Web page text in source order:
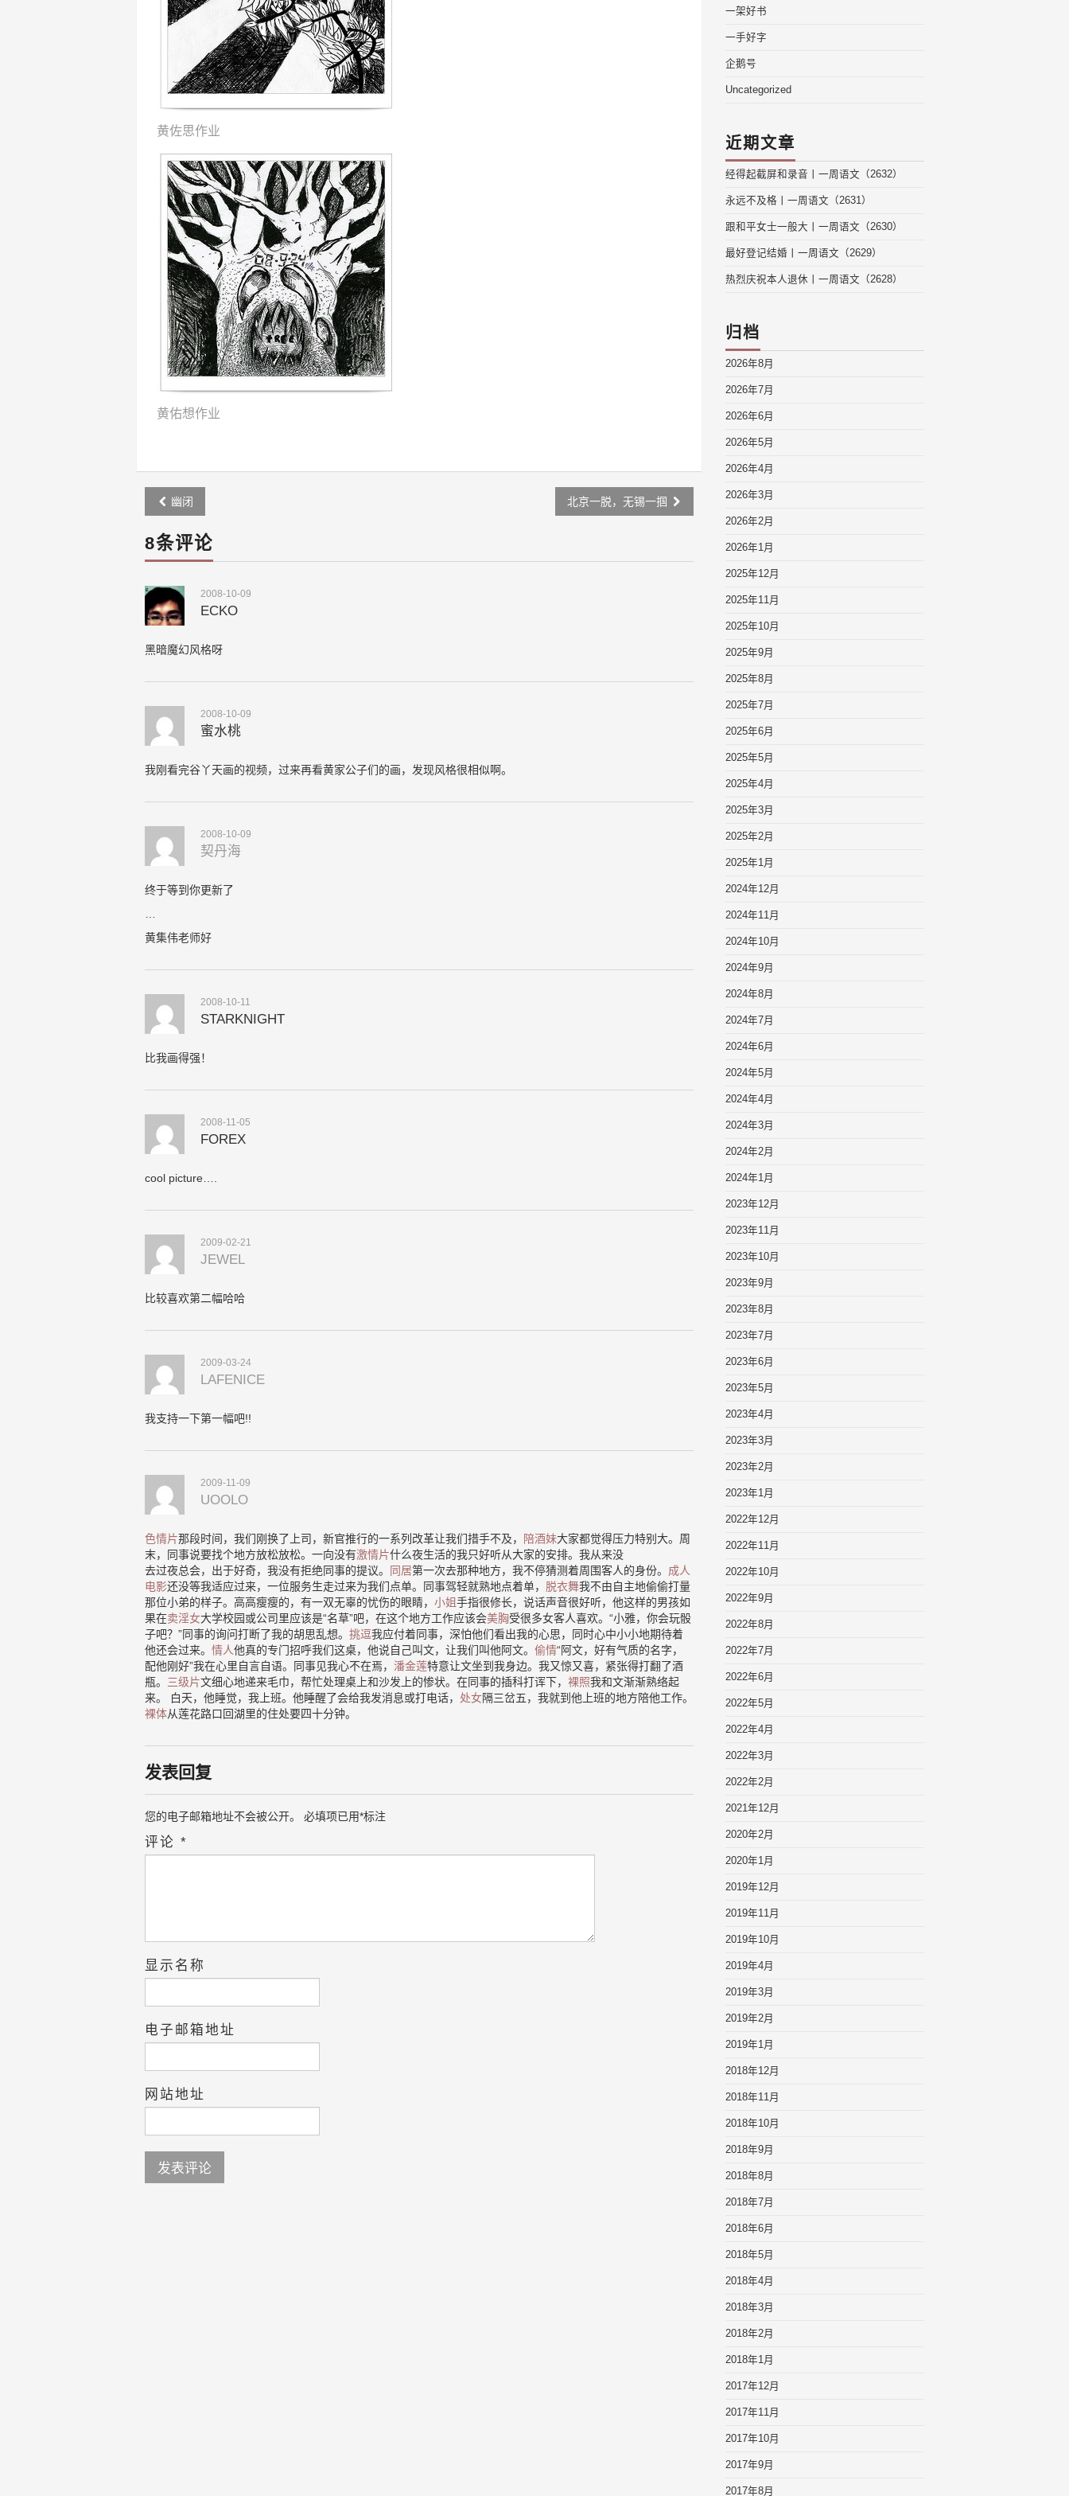
黄佐思作业
黄佑想作业
Post
navigation
幽闭 北京一脱，无锡一掴
8条评论
2008-10-09
ECKO
黑暗魔幻风格呀
2008-10-09
蜜水桃
我刚看完谷丫天画的视频，过来再看黄家公子们的画，发现风格很相似啊。
2008-10-09
契丹海
终于等到你更新了
黄集伟老师好
2008-10-11
STARKNIGHT
比我画得强！
2008-11-05
FOREX
cool picture….
2009-02-21
JEWEL
比较喜欢第二幅哈哈
2009-03-24
LAFENICE
我支持一下第一幅吧!!
2009-11-09
UOOLO
色情片那段时间，我们刚换了上司，新官推行的一系列改革让我们措手不及， 陪酒妹大家都觉得压力特别大。周
末，同事说要找个地方放松放松。一向没有激情片什么夜生活的我只好听从大家的安排。我从来没
去过夜总会，出于好奇，我没有拒绝同事的提议。
同居第一次去那种地方，我不停猜测着周围客人的身份。 成人
电影还没等我适应过来，一位服务生走过来为我们点单。同事驾轻就熟地点着单， 脱衣舞我不由自主地偷偷打量
那位小弟的样子。高高瘦瘦的，有一双无辜的忧伤的眼睛， 小姐手指很修长，说话声音很好听，他这样的男孩如
果在卖淫女大学校园或公司里应该是“名草”吧，在这个地方工作应该会美胸受很多女客人喜欢。“小雅，你会玩骰
子吧？”同事的询问打断了我的胡思乱想。 挑逗我应付着同事，深怕他们看出我的心思，同时心中小小地期待着
他还会过来。 情人他真的专门招呼我们这桌，他说自己叫文，让我们叫他阿文。 偷情“阿文，好有气质的名字，
配他刚好”我在心里自言自语。同事见我心不在焉， 潘金莲特意让文坐到我身边。我又惊又喜，紧张得打翻了酒
瓶。 三级片文细心地递来毛巾，帮忙处理桌上和沙发上的惨状。在同事的插科打诨下， 裸照我和文渐渐熟络起
来。 白天，他睡觉，我上班。他睡醒了会给我发消息或打电话， 处女隔三岔五，我就到他上班的地方陪他工作。
裸体从莲花路口回湖里的住处要四十分钟。
发表回复
您的电子邮箱地址不会被公开。 必填项已用*标注
评论 *
显示名称
电子邮箱地址
网站地址
一架好书
一手好字
企鹅号
Uncategorized
近期文章
经得起截屏和录音丨一周语文（2632）
永远不及格丨一周语文（2631）
跟和平女士一般大丨一周语文（2630）
最好登记结婚丨一周语文（2629）
热烈庆祝本人退休丨一周语文（2628）
归档
2026年8月
2026年7月
2026年6月
2026年5月
2026年4月
2026年3月
2026年2月
2026年1月
2025年12月
2025年11月
2025年10月
2025年9月
2025年8月
2025年7月
2025年6月
2025年5月
2025年4月
2025年3月
2025年2月
2025年1月
2024年12月
2024年11月
2024年10月
2024年9月
2024年8月
2024年7月
2024年6月
2024年5月
2024年4月
2024年3月
2024年2月
2024年1月
2023年12月
2023年11月
2023年10月
2023年9月
2023年8月
2023年7月
2023年6月
2023年5月
2023年4月
2023年3月
2023年2月
2023年1月
2022年12月
2022年11月
2022年10月
2022年9月
2022年8月
2022年7月
2022年6月
2022年5月
2022年4月
2022年3月
2022年2月
2021年12月
2020年2月
2020年1月
2019年12月
2019年11月
2019年10月
2019年4月
2019年3月
2019年2月
2019年1月
2018年12月
2018年11月
2018年10月
2018年9月
2018年8月
2018年7月
2018年6月
2018年5月
2018年4月
2018年3月
2018年2月
2018年1月
2017年12月
2017年11月
2017年10月
2017年9月
2017年8月